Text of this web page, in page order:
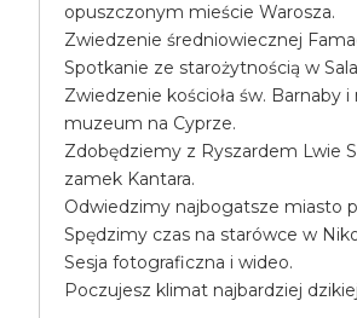
opuszczonym mieście Warosza.
Zwiedzenie średniowiecznej
Spotkanie ze starożytnością w
Zwiedzenie kościoła św. Barnaby
muzeum na Cyprze.
Zdobędziemy z Ryszardem Lwie
zamek Kantara.
Odwiedzimy najbogatsze miasto
Spędzimy czas na starówce w
Sesja fotograficzna i wideo.
Poczujesz klimat najbardziej